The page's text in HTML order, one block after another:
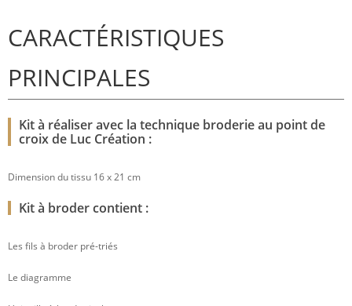
CARACTÉRISTIQUES
PRINCIPALES
Kit à réaliser avec la technique broderie au point de
croix de Luc Création :
Dimension du tissu 16 x 21 cm
Kit à broder contient :
Les fils à broder pré-triés
Le diagramme